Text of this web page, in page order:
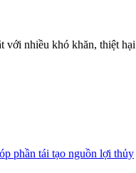
với nhiều khó khăn, thiệt hại
phần tái tạo nguồn lợi thủy